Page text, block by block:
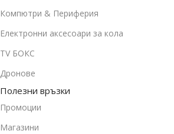
Компютри & Периферия
Електронни аксесоари за кола
TV БОКС
Дронове
Полезни връзки
Промоции
Магазини